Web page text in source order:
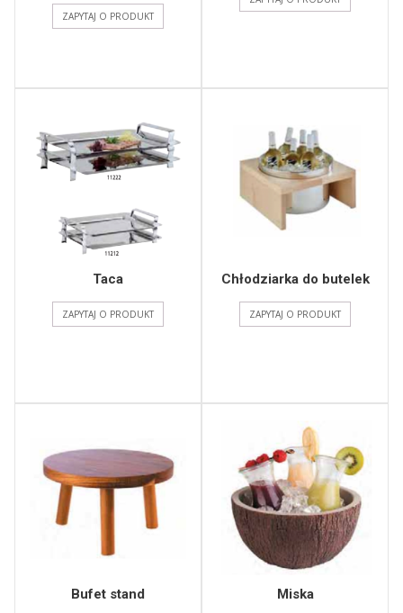
ZAPYTAJ O PRODUKT
Taca
ZAPYTAJ O PRODUKT
Chłodziarka do butelek
ZAPYTAJ O PRODUKT
Bufet stand Miska